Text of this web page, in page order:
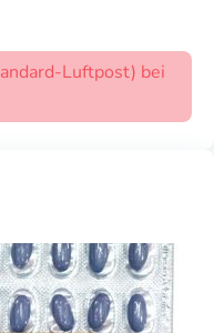
Luftpost) bei